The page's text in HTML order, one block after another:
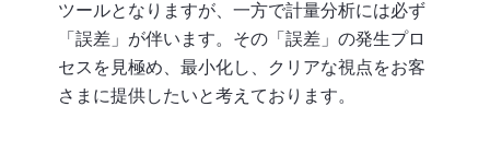
ツールとなりますが、一方で計量分析には必ず
「誤差」が伴います。その「誤差」の発生プロ
セスを見極め、最小化し、クリアな視点をお客
さまに提供したいと考えております。